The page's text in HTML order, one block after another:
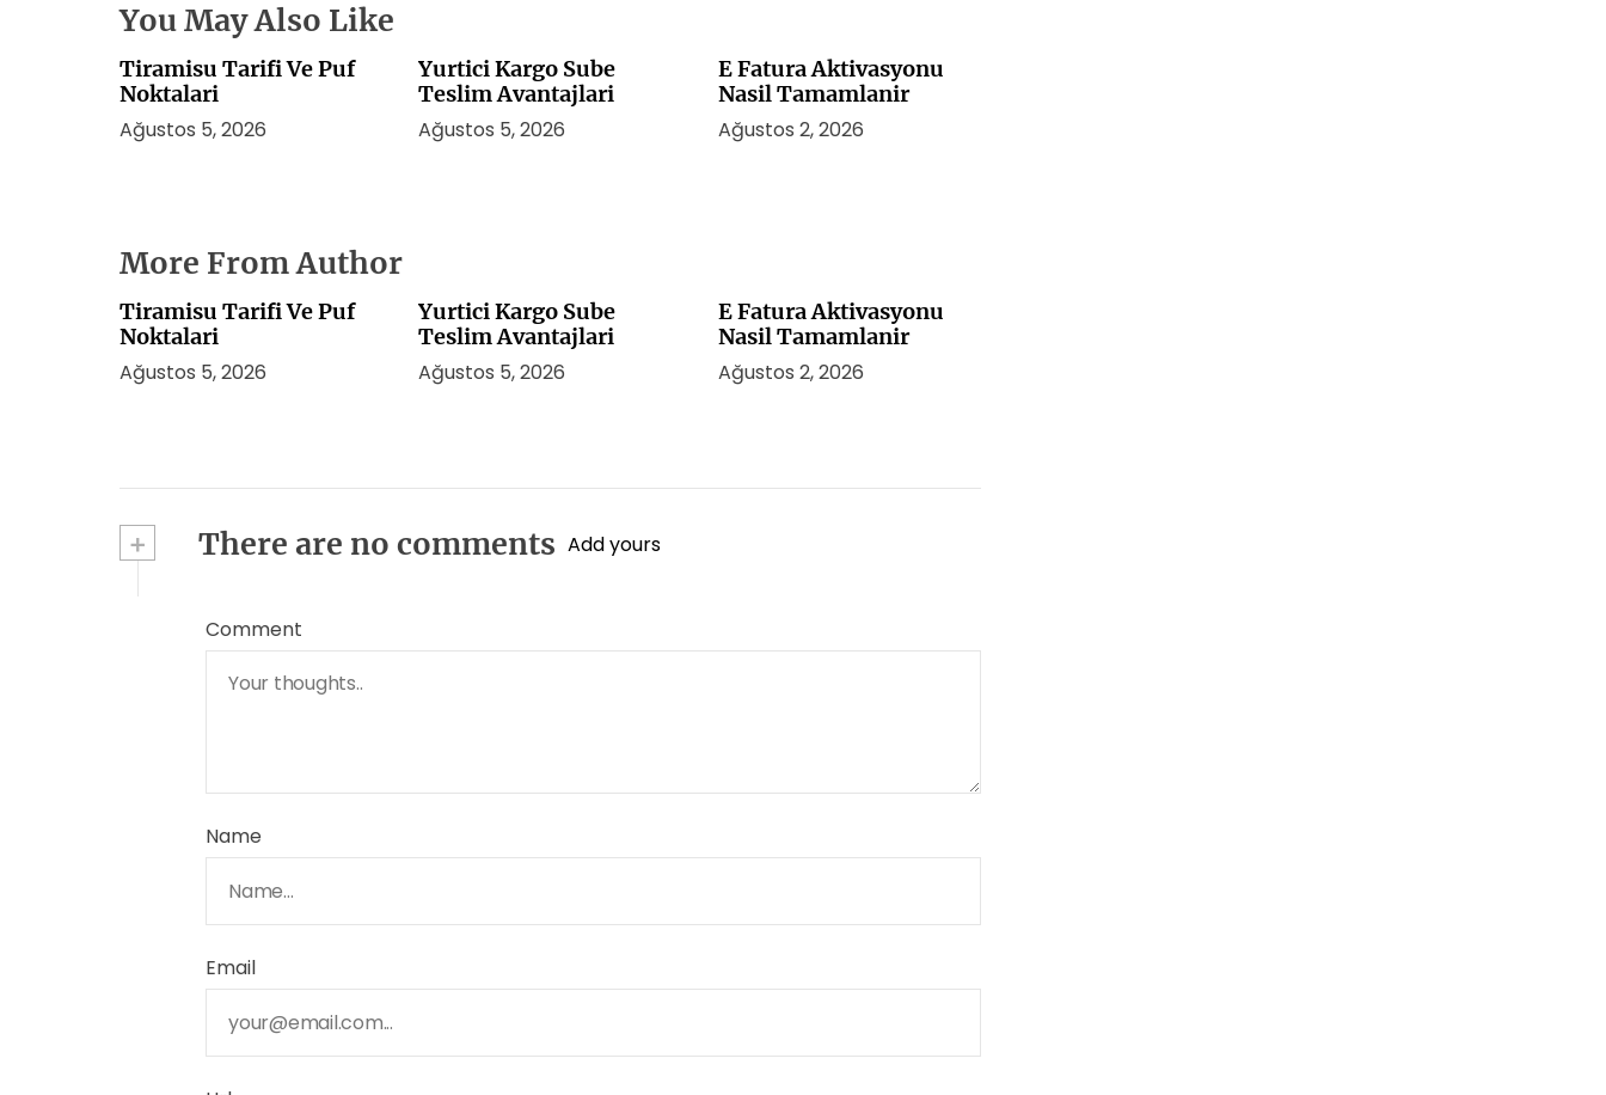
You May Also Like
Tiramisu Tarifi Ve Puf
Noktalari
Ağustos 5, 2026
Yurtici Kargo Sube
Teslim Avantajlari
Ağustos 5, 2026
E Fatura Aktivasyonu
Nasil Tamamlanir
Ağustos 2, 2026
More From Author
Tiramisu Tarifi Ve Puf
Noktalari
Ağustos 5, 2026
Yurtici Kargo Sube
Teslim Avantajlari
Ağustos 5, 2026
E Fatura Aktivasyonu
Nasil Tamamlanir
Ağustos 2, 2026
+ There are no comments Add yours
Comment
Name
Email